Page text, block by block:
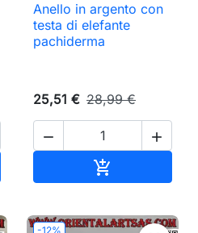
Anello in argento con
testa di elefante
pachiderma
25,51 € 28,99 €
 

-12%